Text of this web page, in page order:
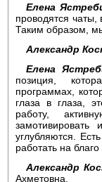
Елена
проводятся
Таким образом,
Александр
Елена
позиция,
программах,
глаза в глаза,
работу,
углубляются.
работать на
Александр
Ахметовна.